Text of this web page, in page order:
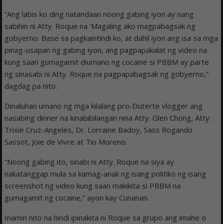
“Ang labis ko ding natandaan noong gabing iyon ay nang
sabihin ni Atty. Roque na ‘Magaling ako magpabagsak ng
gobyerno. Base sa pagkaintindi ko, at dahil iyon ang isa sa mga
pinag-usapan ng gabing iyon, ang pagpapakalat ng video na
kung saan gumagamit diumano ng cocaine si PBBM ay parte
ng sinasabi ni Atty. Roque na pagpapabagsak ng gobyerno,”
dagdag pa nito.
Dinaluhan umano ng mga kilalang pro-Duterte vlogger ang
nasabing dinner na kinabibilangan nina Atty. Glen Chong, Atty.
Trixie Cruz-Angeles, Dr. Lorraine Badoy, Sass Rogando
Sassot, Joie de Vivre at Tio Moreno.
“Noong gabing ito, sinabi ni Atty. Roque na siya ay
nakatanggap mula sa kamag-anak ng isang politiko ng isang
screenshot ng video kung saan makikita si PBBM na
gumagamit ng cocaine,” ayon kay Cunanan.
Inamin nito na hindi ipinakita ni Roque sa grupo ang imahe o